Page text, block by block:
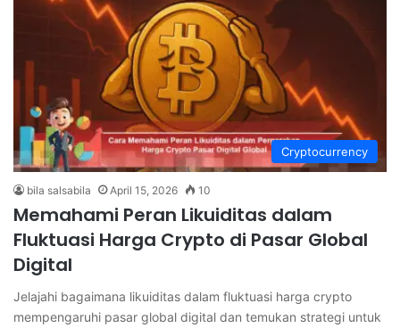
Cryptocurrency
bila salsabila April 15, 2026 10
Memahami Peran Likuiditas dalam
Fluktuasi Harga Crypto di Pasar Global
Digital
Jelajahi bagaimana likuiditas dalam fluktuasi harga crypto
mempengaruhi pasar global digital dan temukan strategi untuk